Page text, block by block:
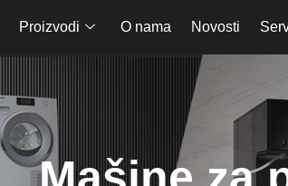
Proizvodi O nama Novosti